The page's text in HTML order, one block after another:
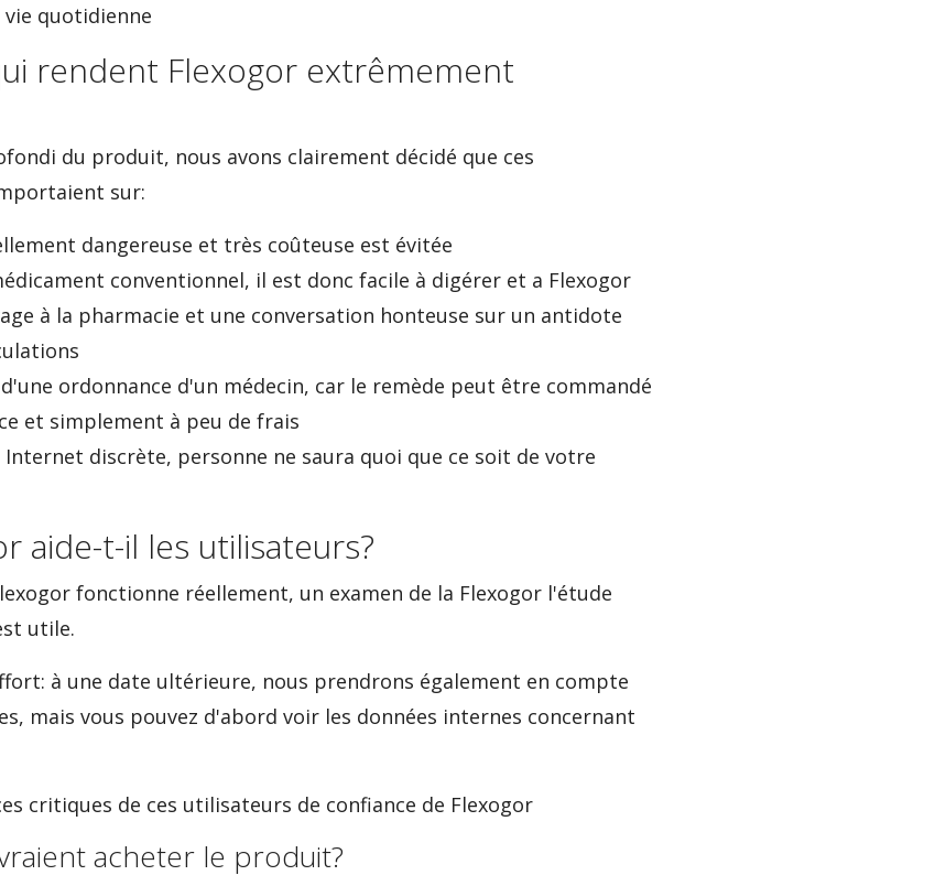
quotidienne
rendent Flexogor extrêmement
du produit, nous avons clairement décidé que ces
sur:
dangereuse et très coûteuse est évitée
conventionnel, il est donc facile à digérer et a Flexogor
à la pharmacie et une conversation honteuse sur un antidote
ordonnance d'un médecin, car le remède peut être commandé
et simplement à peu de frais
Internet discrète, personne ne saura quoi que ce soit de votre
aide-t-il les utilisateurs?
fonctionne réellement, un examen de la Flexogor l'étude
utile.
à une date ultérieure, nous prendrons également en compte
mais vous pouvez d'abord voir les données internes concernant
critiques de ces utilisateurs de confiance de Flexogor
acheter le produit?